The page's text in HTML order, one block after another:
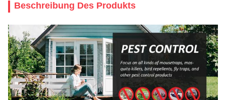
Beschreibung Des Produkts